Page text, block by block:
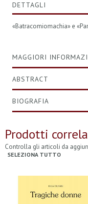
DETTAGLI
«Batracomiomachia» e
MAGGIORI
ABSTRACT
BIOGRAFIA
Prodotti
Controlla gli articoli da
SELEZIONA TUTTO